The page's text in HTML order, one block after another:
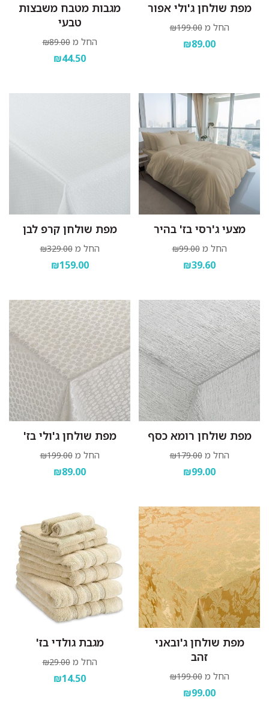
מפת שולחן ג'ולי אפור
החל מ ₪199.00
₪89.00
מגבות מטבח משבצות
טבעי
החל מ ₪89.00
₪44.50
מצעי ג'רסי בז' בהיר
החל מ ₪99.00
₪39.60
מפת שולחן קרפ לבן
החל מ ₪329.00
₪159.00
מפת שולחן רומא כסף
החל מ ₪179.00
₪99.00
מפת שולחן ג'ולי בז'
החל מ ₪199.00
₪89.00
מפת שולחן ג'ובאני
זהב
החל מ ₪199.00
₪99.00
מגבת גולדי בז'
החל מ ₪29.00
₪14.50